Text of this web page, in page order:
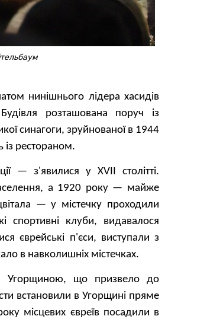
нинішнього лідера хасидів
розташована поруч із
синагоги, зруйнованої в 1944
із рестораном.
— з'явилися у XVII столітті.
а 1920 року — майже
— у містечку проходили
спортивні клуби, видавалося
єврейські п'єси, виступали з
в навколишніх містечках.
Угорщиною, що призвело до
встановили в Угорщині пряме
місцевих євреїв посадили в